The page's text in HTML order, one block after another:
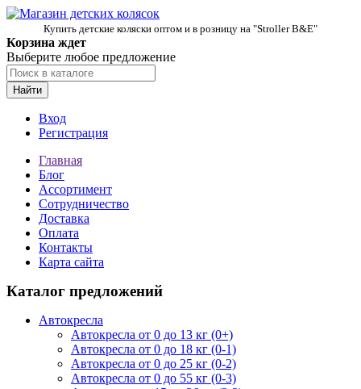
Купить детские коляски оптом и в розницу на "Stroller B&E"
Корзина ждет
Выберите любое предложение
Найти
Вход
Регистрация
Главная
Блог
Ассортимент
Сотрудничество
Доставка
Оплата
Контакты
Карта сайта
Каталог предложений
Автокресла
Автокресла от 0 до 13 кг (0+)
Автокресла от 0 до 18 кг (0-1)
Автокресла от 0 до 25 кг (0-2)
Автокресла от 0 до 55 кг (0-3)